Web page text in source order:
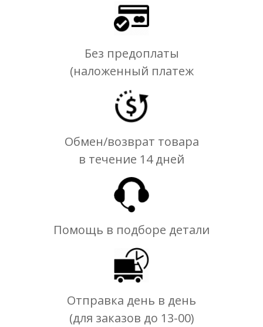
Без предоплаты
(наложенный платеж
Обмен/возврат товара
в течение 14 дней
Помощь в подборе детали
Отправка день в день
(для заказов до 13-00)